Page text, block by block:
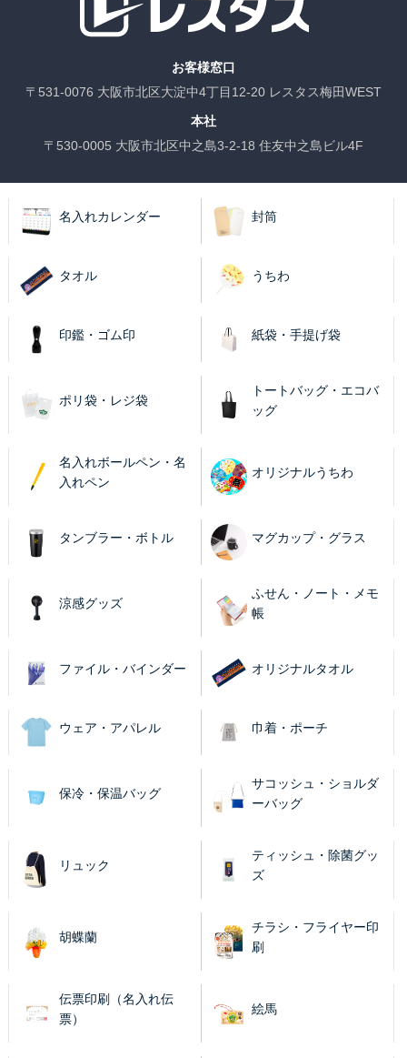
お客様窓口
〒531-0076 大阪市北区大淀中4丁目12-20 レスタス梅田WEST
本社
〒530-0005 大阪市北区中之島3-2-18 住友中之島ビル4F
名入れカレンダー 封筒
タオル うちわ
印鑑・ゴム印 紙袋・手提げ袋
ポリ袋・レジ袋
トートバッグ・エコバ
ッグ
名入れボールペン・名
入れペン
オリジナルうちわ
タンブラー・ボトル マグカップ・グラス
涼感グッズ
ふせん・ノート・メモ
帳
ファイル・バインダー オリジナルタオル
ウェア・アパレル 巾着・ポーチ
保冷・保温バッグ
サコッシュ・ショルダ
ーバッグ
リュック
ティッシュ・除菌グッ
ズ
胡蝶蘭
チラシ・フライヤー印
刷
伝票印刷（名入れ伝
票）
絵馬